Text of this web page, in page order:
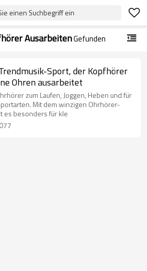
einen Suchbegriff ein
AusarbeitenGefunden
Sport, der Kopfhörer
Ohren ausarbeitet
zum Laufen, Joggen, Heben und für
Mit dem winzigen Ohrhörer-
es besonders für kle